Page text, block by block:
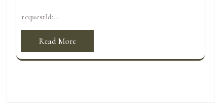
requestId:...
Read More